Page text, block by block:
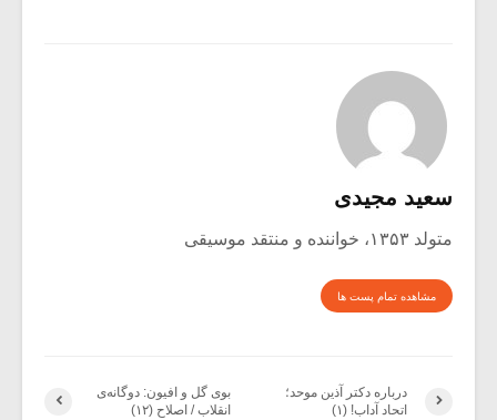
سعید مجیدی
متولد ۱۳۵۳، خواننده و منتقد موسیقی
مشاهده تمام پست ها
بوی گل و افیون: دوگانه‌ی
انقلاب / اصلاح (۱۲)
درباره دکتر آذین موحد؛
اتحاد آداب! (۱)